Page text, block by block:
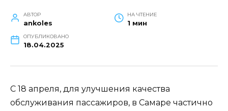
АВТОР
ankoles
НА ЧТЕНИЕ
1 мин
ОПУБЛИКОВАНО
18.04.2025
С 18 апреля, для улучшения качества
обслуживания пассажиров, в Самаре частично